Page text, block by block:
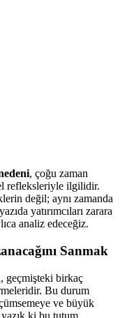
, çoğu zaman
refleksleriyle ilgilidir.
değil; aynı zamanda
yatırımcıları zarara
analiz edeceğiz.
Sanmak
geçmişteki birkaç
Bu durum
ve büyük
ki bu tutum,